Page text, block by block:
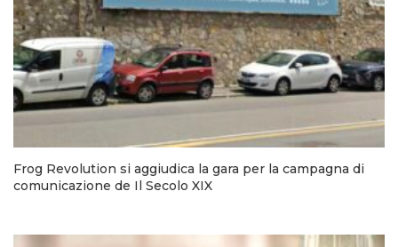
Frog Revolution si aggiudica la gara per la campagna di
comunicazione de Il Secolo XIX